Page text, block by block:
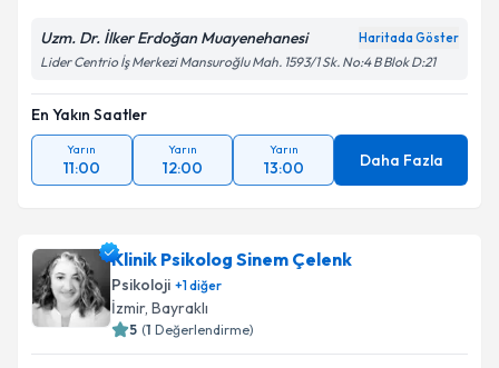
Uzm. Dr. İlker Erdoğan Muayenehanesi Haritada Göster
Lider Centrio İş Merkezi Mansuroğlu Mah. 1593/1 Sk. No:4 B Blok D:21
En Yakın Saatler
Yarın
11:00
Yarın
12:00
Yarın
13:00 Daha Fazla
Klinik Psikolog Sinem Çelenk
Psikoloji +1diğer
İzmir, Bayraklı
5 (1 Değerlendirme)